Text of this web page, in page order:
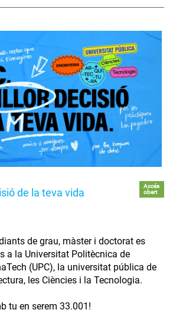
de la teva vida
Accés
obert
de grau, màster i doctorat es
a la Universitat Politècnica de
(UPC), la universitat pública de
les Ciències i la Tecnologia.
tu en serem 33.001!